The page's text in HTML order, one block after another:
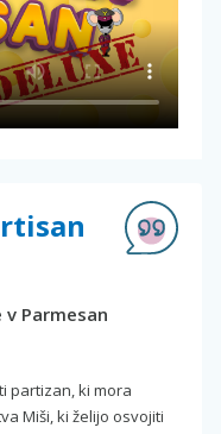
Parmesan
partizan, ki mora
Miši, ki želijo osvojiti